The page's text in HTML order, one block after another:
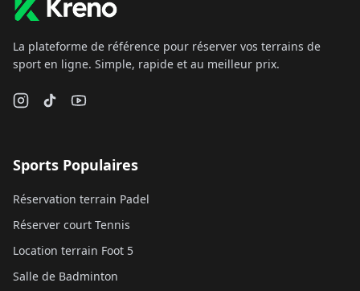
La plateforme de référence pour réserver vos terrains de
sport en ligne. Simple, rapide et au meilleur prix.
Sports Populaires
Réservation terrain Padel
Réserver court Tennis
Location terrain Foot 5
Salle de Badminton